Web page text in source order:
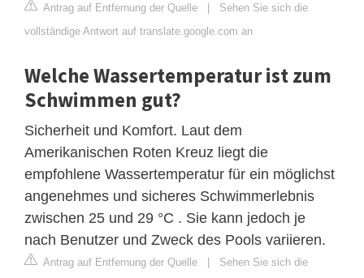
Antrag auf Entfernung der Quelle | Sehen Sie sich die
vollständige Antwort auf translate.google.com an
Welche Wassertemperatur ist zum
Schwimmen gut?
Sicherheit und Komfort. Laut dem
Amerikanischen Roten Kreuz liegt die
empfohlene Wassertemperatur für ein möglichst
angenehmes und sicheres Schwimmerlebnis
zwischen 25 und 29 °C . Sie kann jedoch je
nach Benutzer und Zweck des Pools variieren.
Antrag auf Entfernung der Quelle | Sehen Sie sich die